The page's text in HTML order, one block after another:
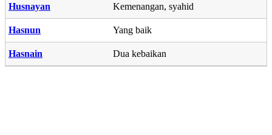
Husnayan Kemenangan, syahid
Hasnun Yang baik
Hasnain Dua kebaikan